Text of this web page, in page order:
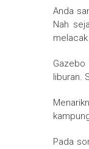
Anda
Nah
liburan.
Pada